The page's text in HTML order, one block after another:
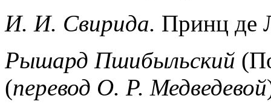
И. И. Свирида. Принц де
Рышард Пшибыльский
(перевод О. Р. Медведевой